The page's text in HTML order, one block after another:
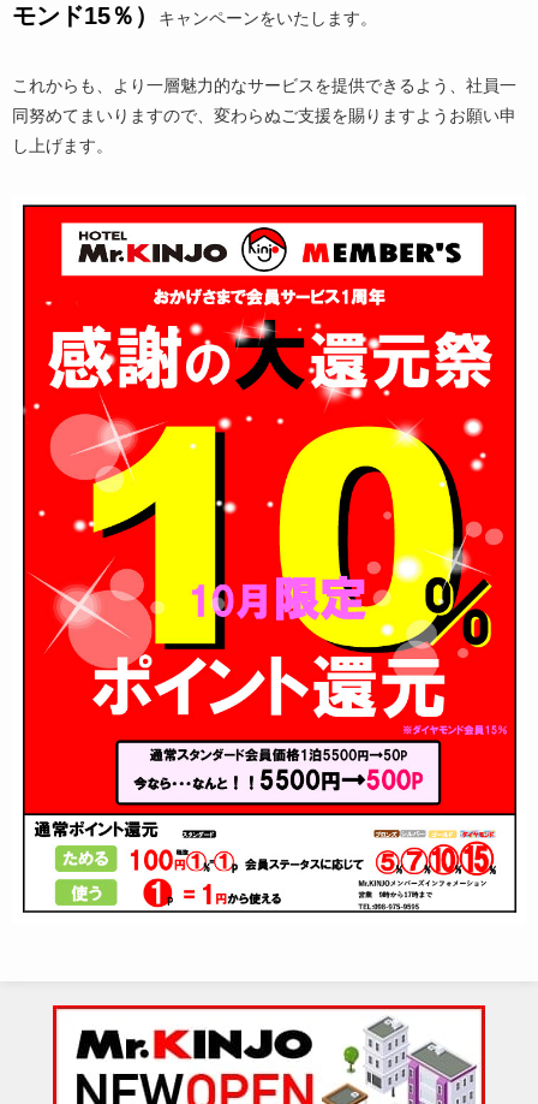
モンド15％）
キャンペーンをいたします。
これからも、より一層魅力的なサービスを提供できるよう、社員一
同努めてまいりますので、変わらぬご支援を賜りますようお願い申
し上げます。